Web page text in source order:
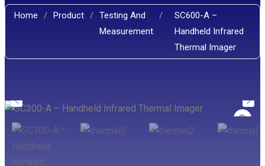
Home / Product / Testing And
Measurement
/
SC600-A –
Handheld Infrared
Thermal Imager